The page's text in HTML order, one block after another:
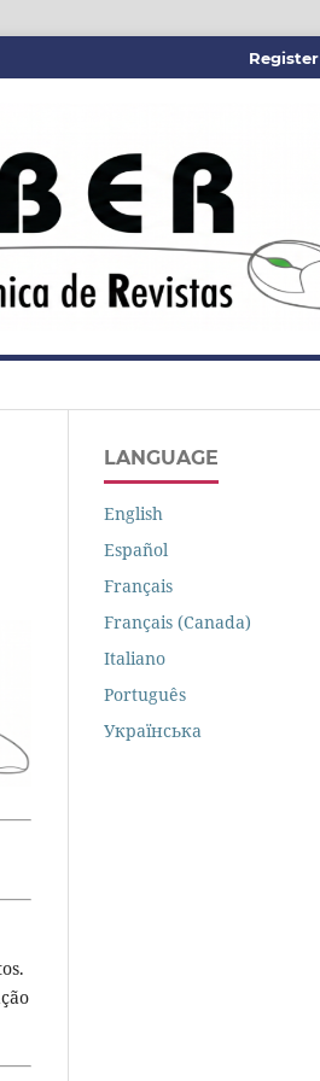
Register
LANGUAGE
English
Español
Français
Français (Canada)
Italiano
Português
Українська